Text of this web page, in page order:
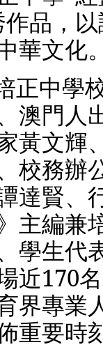
品，
華文化
正中學
澳門人
黃文輝
校務辦
達賢、
主編兼
學生代
近170
界專業
重要時